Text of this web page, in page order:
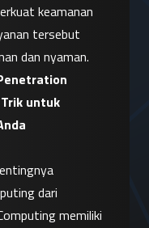
keamanan
tersebut
dan nyaman.
untuk
dari
memiliki